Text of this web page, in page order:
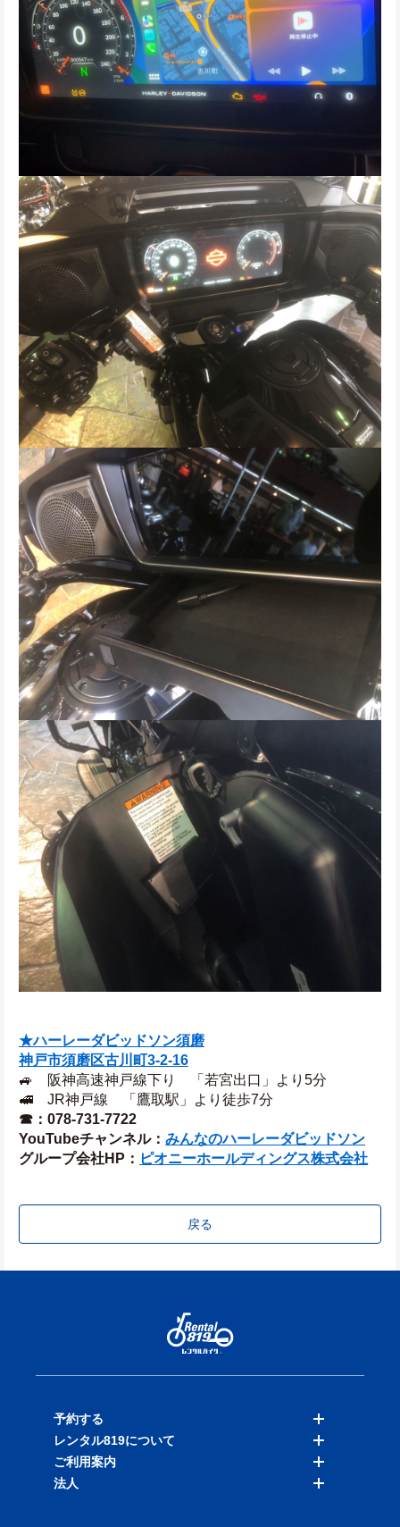
★ハーレーダビッドソン須磨
神戸市須磨区古川町3‐2‐16
🚙　阪神高速神戸線下り　「若宮出口」より5分
🚅　JR神戸線　「鷹取駅」より徒歩7分
☎：078-731-7722
YouTubeチャンネル： みんなのハーレーダビッドソン
グループ会社HP： ピオニーホールディングス株式会社
戻る
予約する
バイクを探す
店舗を探す
レンタル819について
料金表
ご利用案内
法人